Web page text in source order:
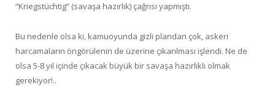
“Kriegstüchtig” (savaşa hazırlık) çağrısı yapmıştı.
Bu nedenle olsa ki, kamuoyunda gizli plandan çok, askeri
harcamaların öngörülenin de üzerine çıkarılması işlendi. Ne de
olsa 5-8 yıl içinde çıkacak büyük bir savaşa hazırlıklı olmak
gerekiyor!..